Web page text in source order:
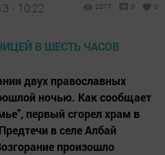
- 10:22 2017 0 0
двух православных
ночью. Как сообщает
первый сгорел храм в
в селе Албай
произошло